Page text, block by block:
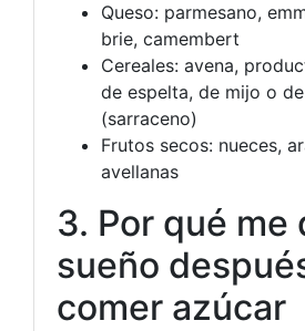
Queso: parmesano,
brie, camembert
Cereales: avena,
de espelta, de mijo o
(sarraceno)
Frutos secos: nueces,
avellanas
3. Por qué me
sueño
comer azúcar